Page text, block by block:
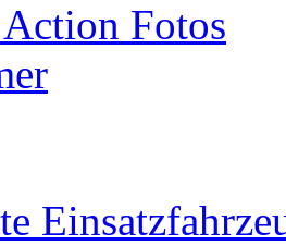
Fotos